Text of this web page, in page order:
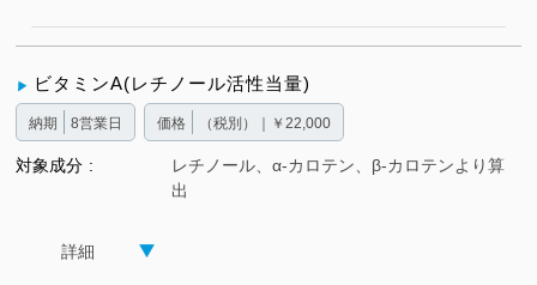
ビタミンA(レチノール活性当量)
納期 8営業日 価格 （税別）｜￥22,000
対象成分
レチノール、α-カロテン、β-カロテンより算
出
詳細